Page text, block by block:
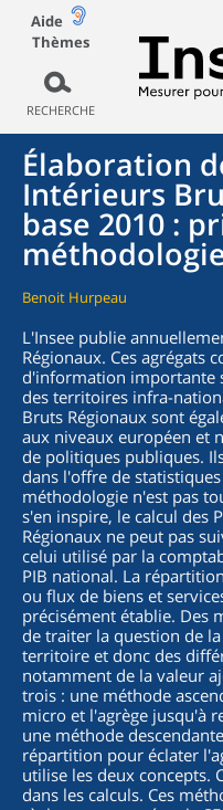
Aide
Thèmes
RECHERCHE
Élaboration
Intérieurs
base 2010 :
Benoit Hurpeau
L'Insee publie
Régionaux. Ces agrégats
d'information importante
des territoires infra-
Bruts Régionaux sont
aux niveaux européen et
de politiques publiques.
dans l'offre de
méthodologie n'est pas
s'en inspire, le calcul des
Régionaux ne peut pas
celui utilisé par la
PIB national. La
ou flux de biens et
précisément établie. Des
de traiter la question de
territoire et donc des
notamment de la valeur
trois : une méthode
micro et l'agrège jusqu'à
une méthode
répartition pour éclater
utilise les deux concepts.
dans les calculs. Ces